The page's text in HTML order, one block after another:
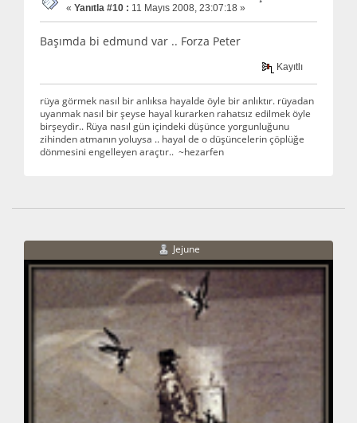
« Yanıtla #10 : 11 Mayıs 2008, 23:07:18 »
Başımda bi edmund var .. Forza Peter
Kayıtlı
rüya görmek nasıl bir anlıksa hayalde öyle bir anlıktır. rüyadan
uyanmak nasıl bir şeyse hayal kurarken rahatsız edilmek öyle
birşeydir.. Rüya nasıl gün içindeki düşünce yorgunluğunu
zihinden atmanın yoluysa .. hayal de o düşüncelerin çöplüğe
dönmesini engelleyen araçtır.. ~hezarfen
Jejune